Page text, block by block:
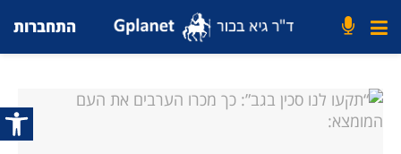
פתח
התחברות